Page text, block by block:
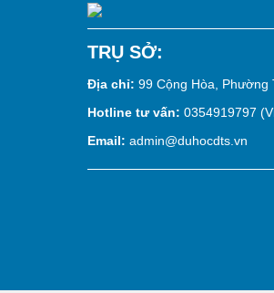
TRỤ SỞ:
Địa chỉ: 99 Cộng Hòa, Phường
Hotline tư vấn: 0354919797
Email: admin@duhocdts.vn